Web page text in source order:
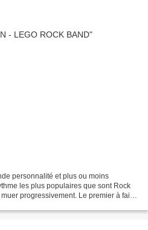
personnalité et plus ou moins
les plus populaires que sont Rock
progressivement. Le premier à faire